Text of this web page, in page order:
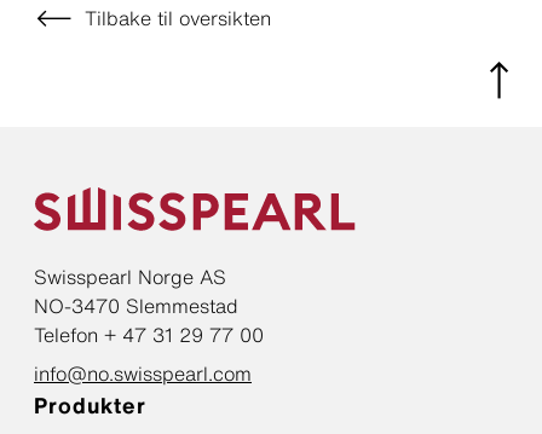
Tilbake til oversikten
Swisspearl Norge AS
NO-3470 Slemmestad
Telefon + 47 31 29 77 00
info@no.swisspearl.com
Produkter